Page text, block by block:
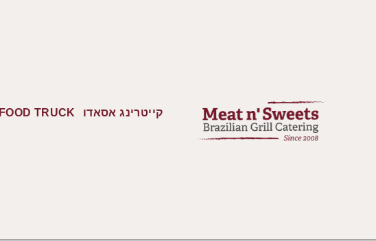
קייטרינג אסאדו FOOD TRUCK